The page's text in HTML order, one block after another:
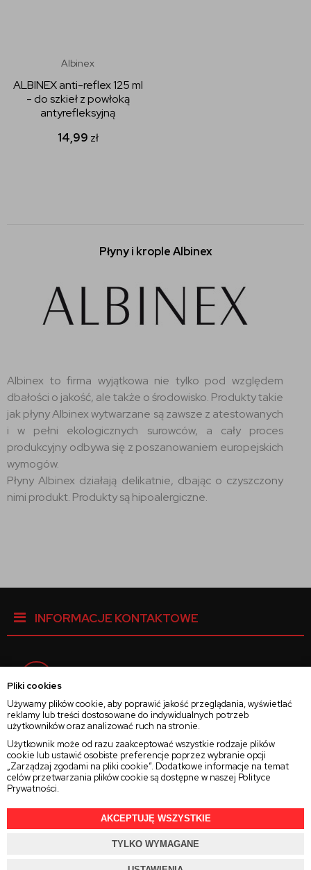
Pliki cookies
Używamy plików cookie, aby poprawić jakość przeglądania, wyświetlać
reklamy lub treści dostosowane do indywidualnych potrzeb
użytkowników oraz analizować ruch na stronie.
Użytkownik może od razu zaakceptować wszystkie rodzaje plików
cookie lub ustawić osobiste preferencje poprzez wybranie opcji
„Zarządzaj zgodami na pliki cookie”. Dodatkowe informacje na temat
celów przetwarzania plików cookie są dostępne w naszej Polityce
Prywatności.
AKCEPTUJĘ WSZYSTKIE
TYLKO WYMAGANE
Albinex
ALBINEX anti-reflex 125 ml
- do szkieł z powłoką
antyrefleksyjną
14,99 zł
Płyny i krople Albinex
Albinex to firma wyjątkowa nie tylko pod względem
dbałości o jakość, ale także o środowisko. Produkty takie
jak płyny Albinex wytwarzane są zawsze z atestowanych
i w pełni ekologicznych surowców, a cały proces
produkcyjny odbywa się z poszanowaniem europejskich
wymogów.
Płyny Albinex działają delikatnie, dbając o czyszczony
nimi produkt. Produkty są hipoalergiczne.
INFORMACJE KONTAKTOWE
Instagram
Twitter
2025 © Wszelkie Prawa ZastrzeżoneRajsoczewek.pl